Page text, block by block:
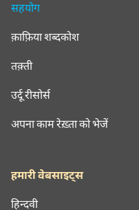
सहयोग
क़ाफ़िया शब्दकोश
तक़्ती
उर्दू रीसोर्स
अपना काम रेख़्ता को भेजें
हमारी वेबसाइट्स
हिन्दवी